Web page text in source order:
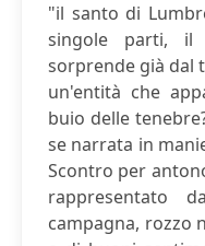
"il santo di
singole parti, il
sorprende già dal
un'entità che
buio delle
se narrata in
Scontro per
rappresentato
campagna, rozzo